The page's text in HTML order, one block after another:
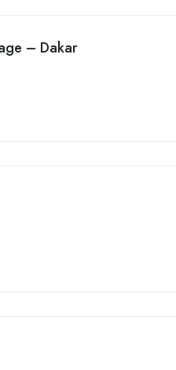
– Dakar